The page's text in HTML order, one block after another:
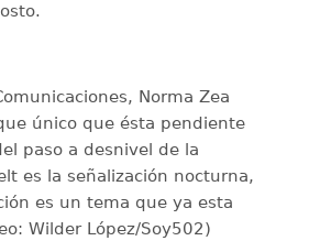
Norma Zea
único que ésta pendiente
paso a desnivel de la
es la señalización nocturna,
es un tema que ya esta
Wilder López/Soy502)